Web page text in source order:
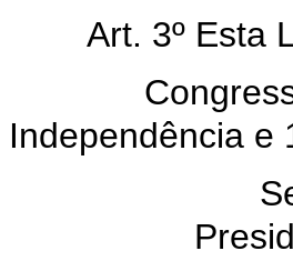
Art. 3º Esta
Congresso
Independência e